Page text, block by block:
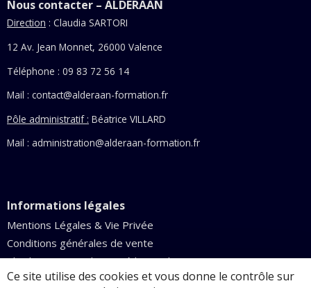
Ce site utilise des cookies et vous donne le contrôle sur
Nous contacter – ALDERAAN
Direction : Claudia SARTORI
12 Av. Jean Monnet, 26000 Valence
Téléphone : 09 83 72 56 14
Mail : contact@alderaan-formation.fr
Pôle administratif : Béatrice VILLARD
Mail : administration@alderaan-formation.fr
Informations légales
Mentions Légales & Vie Privée
Conditions générales de vente
Claudia Sartori – Cabinet médecine Chinoise
Dernière mise à jour le 3 août 2026